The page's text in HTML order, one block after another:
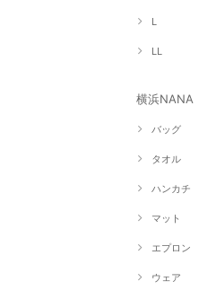
L
LL
横浜NANA
バッグ
タオル
ハンカチ
マット
エプロン
ウェア